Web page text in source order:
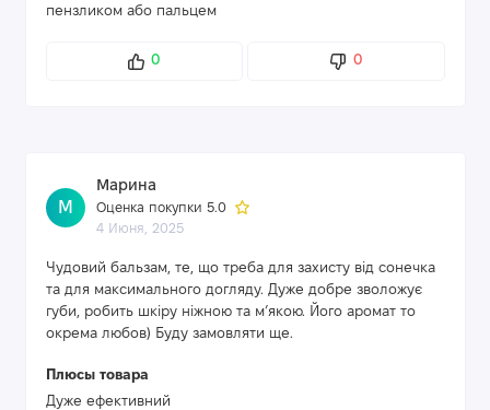
пензликом або пальцем
0 0
М
Марина
Оценка покупки 5.0
4 Июня, 2025
Чудовий бальзам, те, що треба для захисту від сонечка
та для максимального догляду. Дуже добре зволожує
губи, робить шкіру ніжною та мʼякою. Його аромат то
окрема любов) Буду замовляти ще.
Плюсы товара
Дуже ефективний